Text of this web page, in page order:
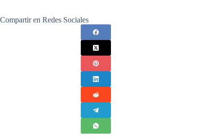
Compartir en Redes Sociales